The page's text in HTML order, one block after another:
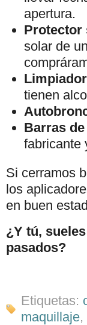
apertura.
Protector
solar de
tienen
Barras
fabricante
Si cerramos
los
en buen
¿Y tú,
pasados?
Etiquetas:
maquillaje,